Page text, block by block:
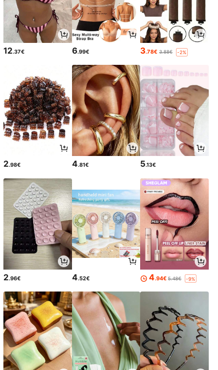
12.37€ 6.99€ 3.78€ 3.88€ -2%
2.98€ 4.81€ 5.13€
2.96€ 4.52€ 4.94€ 5.48€ -9%